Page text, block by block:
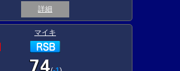
詳細
マイキ
74